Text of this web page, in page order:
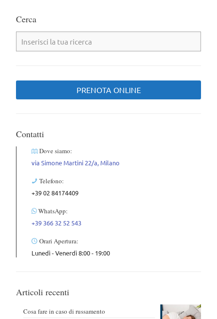
Cerca
PRENOTA ONLINE
Contatti
Dove siamo:
via Simone Martini 22/a, Milano
Telefono:
+39 02 84174409
WhatsApp:
+39 366 32 52 543
Orari Apertura:
Lunedì - Venerdì 8:00 - 19:00
Articoli recenti
Cosa fare in caso di russamento